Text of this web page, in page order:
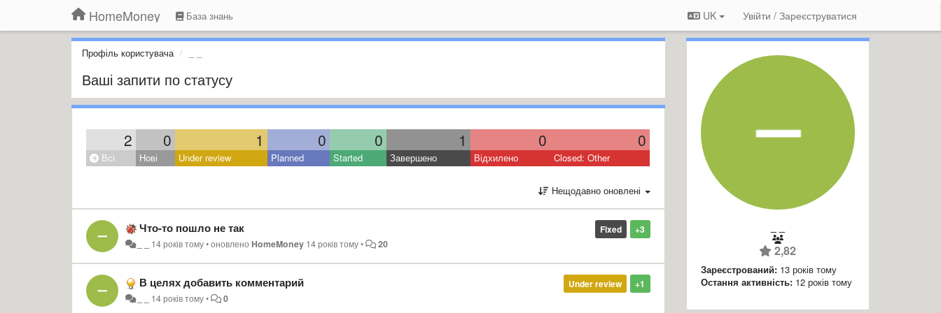
HomeMoney База знань UK Увійти / Зареєструватися
Профіль користувача
Ваші запити по статусу
2 0 1 0 0 1 0 0
Всі Нові Under review Planned Started Завершено Відхилено Closed: Other
Нещодавно оновлені
+3
Fixed
Что-то пошло не так
14 років тому•оновлено HomeMoney 14 років тому• 20
+1
Under review
В целях добавить комментарий
14 років тому• 0
2,82
Зареєстрований: 13 років тому
Остання активність: 12 років тому